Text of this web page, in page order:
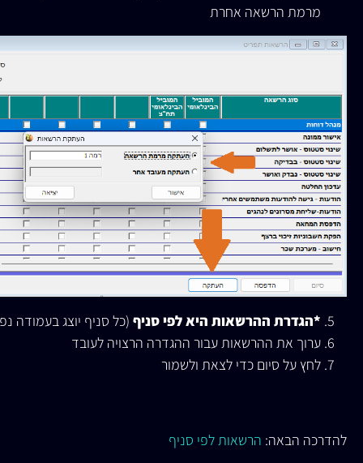
מרמת הרשאה אחרת
*הגדרת ההרשאות היא לפי סניף (כל סניף יוצג בעמודה
ערוך את ההרשאות עבור ההגדרה הרצויה לעובד
לחץ על סיום כדי לצאת ולשמור
להדרכה הבאה: הרשאות לפי סניף